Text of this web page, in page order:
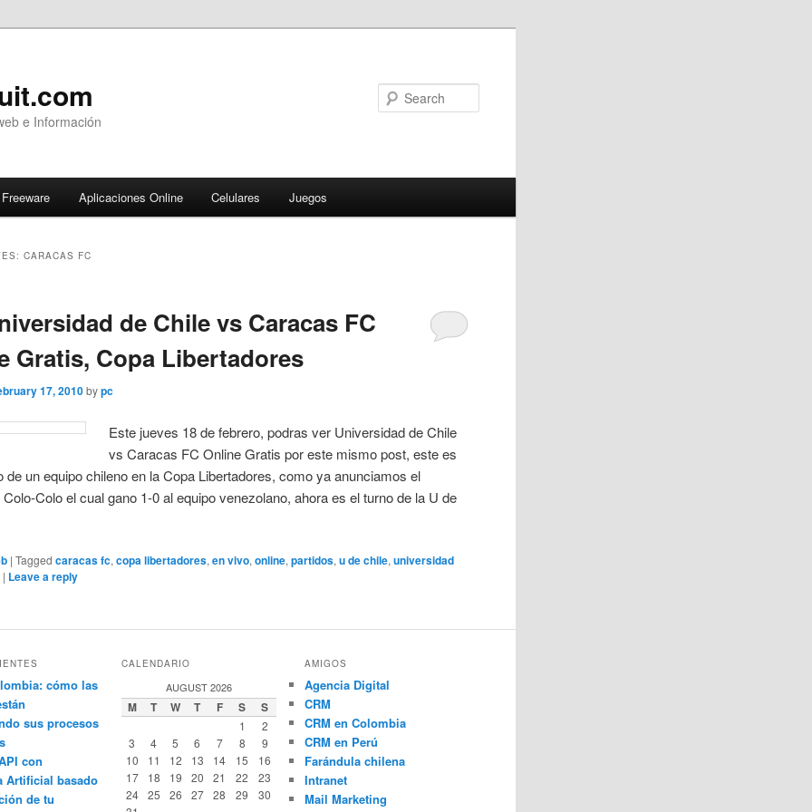
e Información
Freeware Aplicaciones Online Celulares Juegos
CARACAS FC
de Chile vs Caracas FC
Gratis, Copa Libertadores
17, 2010 bypc
Este jueves 18 de febrero, podras ver Universidad de Chile
vs Caracas FC Online Gratis por este mismo post, este es
de un equipo chileno en la Copa Libertadores, como ya anunciamos el
Colo el cual gano 1-0 al equipo venezolano, ahora es el turno de la U de
|Tagged caracas fc,copa libertadores,en vivo,online,partidos,u de chile,universidad
| Leave a reply
cómo las
sus procesos
con
Artificial basado
de tu
CALENDARIO
AUGUST 2026
M T W T F S S
1
2
3
4 5 6 7 8
9
10
11 12 13 14 15
16
17
18 19 20 21 22
23
24
25 26 27 28 29
30
AMIGOS
Agencia Digital
CRM
CRM en Colombia
CRM en Perú
Farándula chilena
Intranet
Mail Marketing